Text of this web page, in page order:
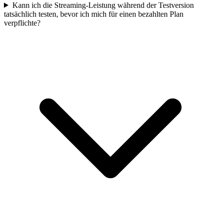
Kann ich die Streaming-Leistung während der Testversion
tatsächlich testen, bevor ich mich für einen bezahlten Plan
verpflichte?